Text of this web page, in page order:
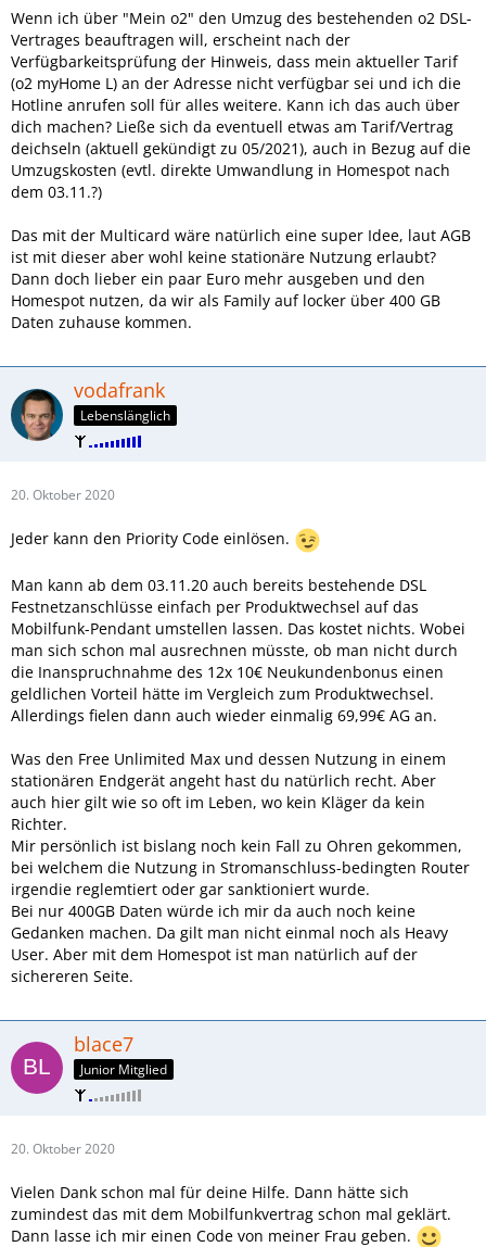
Wenn ich über "Mein o2" den Umzug des bestehenden o2 DSL-
Vertrages beauftragen will, erscheint nach der
Verfügbarkeitsprüfung der Hinweis, dass mein aktueller Tarif
(o2 myHome L) an der Adresse nicht verfügbar sei und ich die
Hotline anrufen soll für alles weitere. Kann ich das auch über
dich machen? Ließe sich da eventuell etwas am Tarif/Vertrag
deichseln (aktuell gekündigt zu 05/2021), auch in Bezug auf die
Umzugskosten (evtl. direkte Umwandlung in Homespot nach
dem 03.11.?)
Das mit der Multicard wäre natürlich eine super Idee, laut AGB
ist mit dieser aber wohl keine stationäre Nutzung erlaubt?
Dann doch lieber ein paar Euro mehr ausgeben und den
Homespot nutzen, da wir als Family auf locker über 400 GB
Daten zuhause kommen.
vodafrank
Lebenslänglich
20. Oktober 2020
Jeder kann den Priority Code einlösen.
Man kann ab dem 03.11.20 auch bereits bestehende DSL
Festnetzanschlüsse einfach per Produktwechsel auf das
Mobilfunk-Pendant umstellen lassen. Das kostet nichts. Wobei
man sich schon mal ausrechnen müsste, ob man nicht durch
die Inanspruchnahme des 12x 10€ Neukundenbonus einen
geldlichen Vorteil hätte im Vergleich zum Produktwechsel.
Allerdings fielen dann auch wieder einmalig 69,99€ AG an.
Was den Free Unlimited Max und dessen Nutzung in einem
stationären Endgerät angeht hast du natürlich recht. Aber
auch hier gilt wie so oft im Leben, wo kein Kläger da kein
Richter.
Mir persönlich ist bislang noch kein Fall zu Ohren gekommen,
bei welchem die Nutzung in Stromanschluss-bedingten Router
irgendie reglemtiert oder gar sanktioniert wurde.
Bei nur 400GB Daten würde ich mir da auch noch keine
Gedanken machen. Da gilt man nicht einmal noch als Heavy
User. Aber mit dem Homespot ist man natürlich auf der
sichereren Seite.
blace7
Junior Mitglied
20. Oktober 2020
Vielen Dank schon mal für deine Hilfe. Dann hätte sich
zumindest das mit dem Mobilfunkvertrag schon mal geklärt.
Dann lasse ich mir einen Code von meiner Frau geben.